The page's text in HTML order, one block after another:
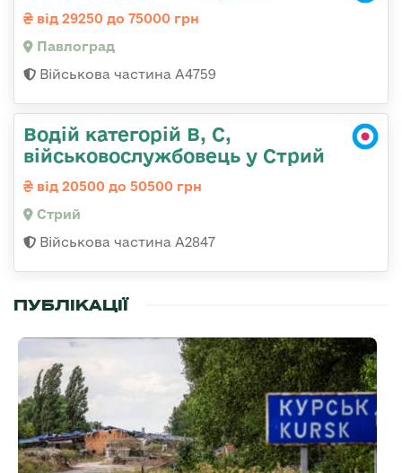
від 29250 до 75000 грн
Павлоград
Військова частина А4759
Водій категорій B, C,
військовослужбовець у Стрий
від 20500 до 50500 грн
Стрий
Військова частина А2847
ПУБЛІКАЦІЇ